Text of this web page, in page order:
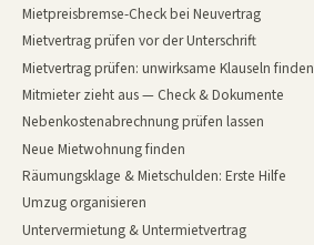
Mietpreisbremse-Check bei Neuvertrag
Mietvertrag prüfen vor der Unterschrift
Mietvertrag prüfen: unwirksame Klauseln finden
Mitmieter zieht aus — Check & Dokumente
Nebenkostenabrechnung prüfen lassen
Neue Mietwohnung finden
Räumungsklage & Mietschulden: Erste Hilfe
Umzug organisieren
Untervermietung & Untermietvertrag